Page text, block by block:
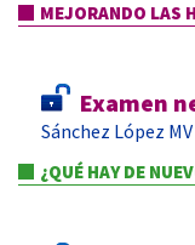
MEJORANDO LAS
Examen
Sánchez López MV
¿QUÉ HAY DE